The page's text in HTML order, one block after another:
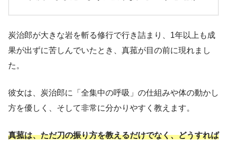
炭治郎が大きな岩を斬る修行で行き詰まり、1年以上も成
果が出ずに苦しんでいたとき、真菰が目の前に現れまし
た。
彼女は、炭治郎に「全集中の呼吸」の仕組みや体の動かし
方を優しく、そして非常に分かりやすく教えます。
真菰は、ただ刀の振り方を教えるだけでなく、どうすれば